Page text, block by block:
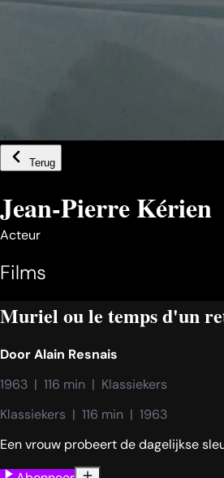
Terug
Jean-Pierre Kérien
Acteur
Films
Muriel ou le temps d'un
DoorAlain Resnais
1963  |  116 min  |  Klassiekers
Klassiekers  |  116 min  |  1963
Een vrouw probeert de dagelijkse